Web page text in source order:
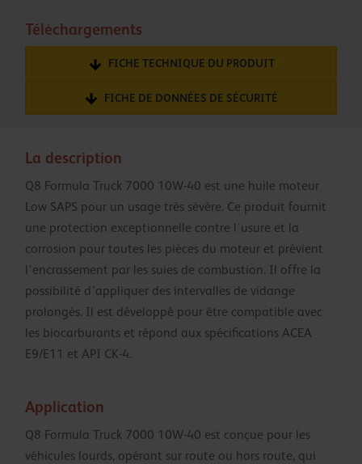
Téléchargements
FICHE TECHNIQUE DU PRODUIT
FICHE DE DONNÉES DE SÉCURITÉ
La description
Q8 Formula Truck 7000 10W-40 est une huile moteur
Low SAPS pour un usage très sévère. Ce produit fournit
une protection exceptionnelle contre l’usure et la
corrosion pour toutes les pièces du moteur et prévient
l’encrassement par les suies de combustion. Il offre la
possibilité d’appliquer des intervalles de vidange
prolongés. Il est développé pour être compatible avec
les biocarburants et répond aux spécifications ACEA
E9/E11 et API CK-4.
Application
Q8 Formula Truck 7000 10W-40 est conçue pour les
véhicules lourds, opérant sur route ou hors route, qui